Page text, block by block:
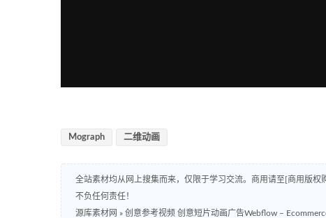
Mograph 二维动画
全站素材均从网上搜集而来，仅限于学习交流。商用请至[商用版
不负任何责任！
源库素材网 » 创意参考视频 创意短片动画广告Webflow –